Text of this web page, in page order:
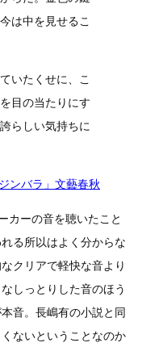
は中を見せるこ
いたくせに、こ
目の当たりにす
らしい気持ちに
ンバラ」文藝春秋
カーの音を聴いたこと
る所以はよく分からな
クリアで軽快な音より
しっとりした音のほう
音。長嶋有の小説と同
ないということなのか